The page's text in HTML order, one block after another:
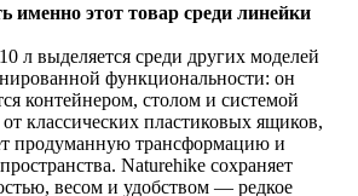
именно этот товар среди линейки
л выделяется среди других моделей
функциональности: он
контейнером, столом и системой
классических пластиковых ящиков,
продуманную трансформацию и
Naturehike сохраняет
весом и удобством — редкое